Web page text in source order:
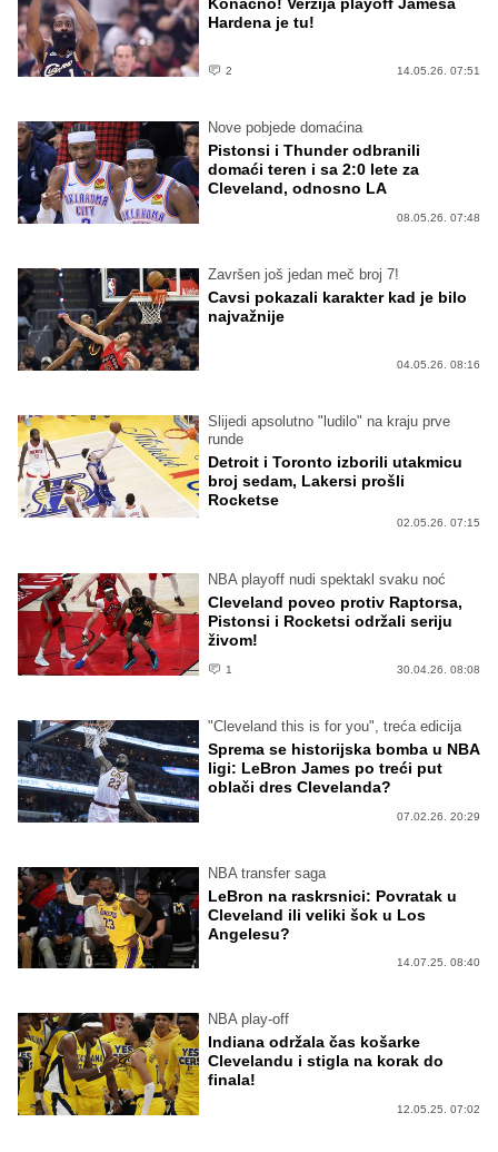
Hardena je tu!
2 14.05.26. 07:51
Nove pobjede domaćina
Pistonsi i Thunder odbranili
domaći teren i sa 2:0 lete za
Cleveland, odnosno LA
08.05.26. 07:48
Završen još jedan meč broj 7!
Cavsi pokazali karakter kad je bilo
najvažnije
04.05.26. 08:16
Slijedi apsolutno "ludilo" na kraju prve
runde
Detroit i Toronto izborili utakmicu
broj sedam, Lakersi prošli
Rocketse
02.05.26. 07:15
NBA playoff nudi spektakl svaku noć
Cleveland poveo protiv Raptorsa,
Pistonsi i Rocketsi održali seriju
živom!
1 30.04.26. 08:08
"Cleveland this is for you", treća edicija
Sprema se historijska bomba u NBA
ligi: LeBron James po treći put
oblači dres Clevelanda?
07.02.26. 20:29
NBA transfer saga
LeBron na raskrsnici: Povratak u
Cleveland ili veliki šok u Los
Angelesu?
14.07.25. 08:40
NBA play-off
Indiana održala čas košarke
Clevelandu i stigla na korak do
finala!
12.05.25. 07:02